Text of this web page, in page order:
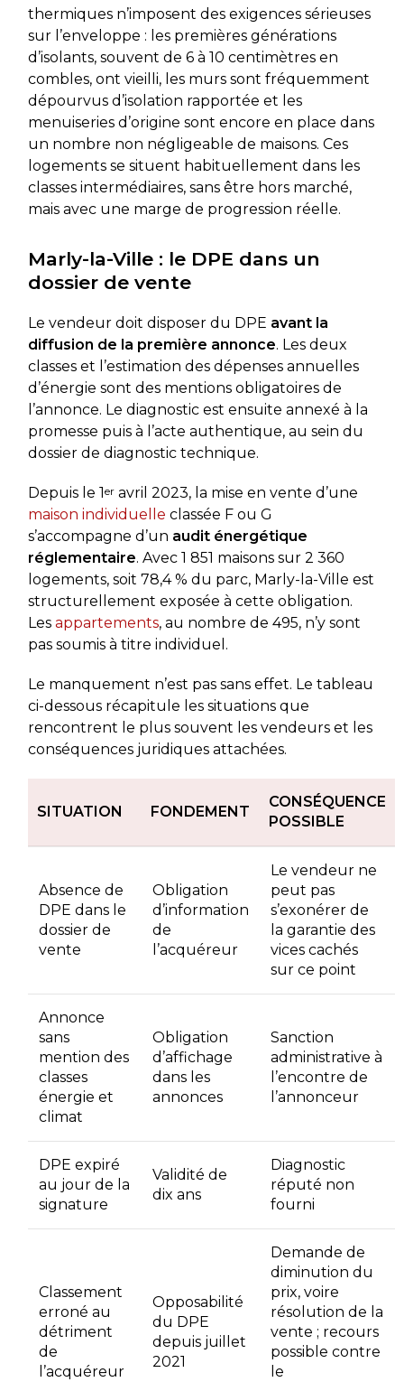
thermiques n’imposent des exigences sérieuses
sur l’enveloppe : les premières générations
d’isolants, souvent de 6 à 10 centimètres en
combles, ont vieilli, les murs sont fréquemment
dépourvus d’isolation rapportée et les
menuiseries d’origine sont encore en place dans
un nombre non négligeable de maisons. Ces
logements se situent habituellement dans les
classes intermédiaires, sans être hors marché,
mais avec une marge de progression réelle.
Marly-la-Ville : le DPE dans un
dossier de vente
Le vendeur doit disposer du DPE avant la
diffusion de la première annonce. Les deux
classes et l’estimation des dépenses annuelles
d’énergie sont des mentions obligatoires de
l’annonce. Le diagnostic est ensuite annexé à la
promesse puis à l’acte authentique, au sein du
dossier de diagnostic technique.
Depuis le 1 eravril 2023, la mise en vente d’une
maison individuelle classée F ou G
s’accompagne d’un audit énergétique
réglementaire. Avec 1 851 maisons sur 2 360
logements, soit 78,4 % du parc, Marly-la-Ville est
structurellement exposée à cette obligation.
Les appartements, au nombre de 495, n’y sont
pas soumis à titre individuel.
Le manquement n’est pas sans effet. Le tableau
ci-dessous récapitule les situations que
rencontrent le plus souvent les vendeurs et les
conséquences juridiques attachées.
SITUATION FONDEMENT
CONSÉQUENCE
POSSIBLE
Absence de
DPE dans le
dossier de
vente
Obligation
d’information
de
l’acquéreur
Le vendeur ne
peut pas
s’exonérer de
la garantie des
vices cachés
sur ce point
Annonce
sans
mention des
classes
énergie et
climat
Obligation
d’affichage
dans les
annonces
Sanction
administrative à
l’encontre de
l’annonceur
DPE expiré
au jour de la
signature
Validité de
dix ans
Diagnostic
réputé non
fourni
Classement
erroné au
détriment
de
l’acquéreur
Opposabilité
du DPE
depuis juillet
2021
Demande de
diminution du
prix, voire
résolution de la
vente ; recours
possible contre
le